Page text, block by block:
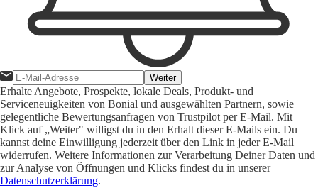
Weiter
Erhalte Angebote, Prospekte, lokale Deals, Produkt- und
Serviceneuigkeiten von Bonial und ausgewählten Partnern, sowie
gelegentliche Bewertungsanfragen von Trustpilot per E-Mail. Mit
Klick auf „Weiter" willigst du in den Erhalt dieser E-Mails ein. Du
kannst deine Einwilligung jederzeit über den Link in jeder E-Mail
widerrufen. Weitere Informationen zur Verarbeitung Deiner Daten und
zur Analyse von Öffnungen und Klicks findest du in unserer
Datenschutzerklärung.